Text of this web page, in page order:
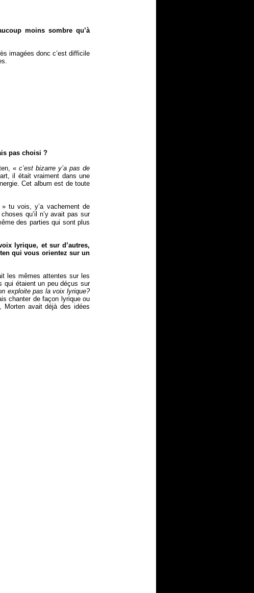
moins sombre qu’à
imagées donc c’est difficile
pas choisi ?
« c’est bizarre y’a pas de
il était vraiment dans une
Cet album est de toute
» tu vois, y’a vachement de
qu’il n’y avait pas sur
des parties qui sont plus
lyrique, et sur d’autres,
qui vous orientez sur un
les mêmes attentes sur les
qui étaient un peu déçus sur
exploite pas la voix lyrique?
chanter de façon lyrique ou
Morten avait déjà des idées